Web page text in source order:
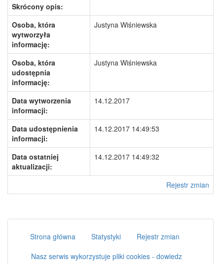
Skrócony opis:
Osoba, która
wytworzyła
informację:
Justyna Wiśniewska
Osoba, która
udostępnia
informację:
Justyna Wiśniewska
Data wytworzenia
informacji:
14.12.2017
Data udostępnienia
informacji:
14.12.2017 14:49:53
Data ostatniej
aktualizacji:
14.12.2017 14:49:32
Rejestr zmian
Strona główna Statystyki
Rejestr zmian
Nasz serwis wykorzystuje pliki cookies - dowiedz